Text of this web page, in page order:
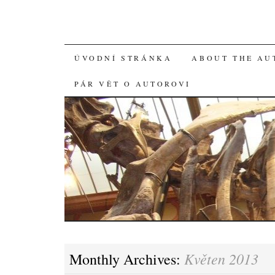
SKIP
TO
CONTENT
ÚVODNÍ STRÁNKA ABOUT THE
PÁR VĚT O AUTOROVI
Monthly Archives: Květen 2013